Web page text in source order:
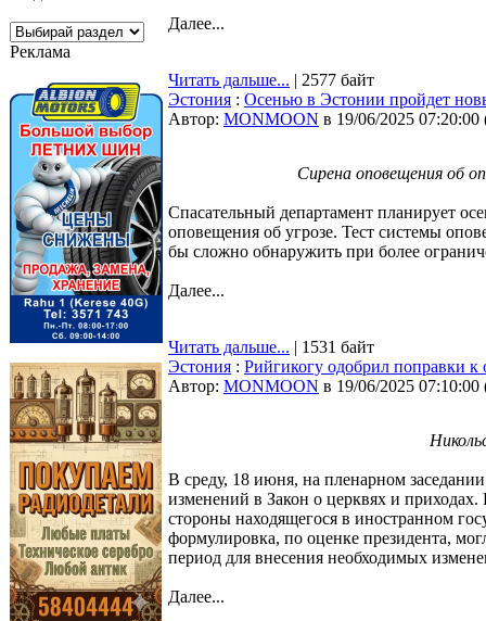
Реклама
Далее...
Читать дальше... | 2577 байт
Эстония : Осенью в Эстонии пройдет
Автор: MONMOON в 19/06/2025 07:20:00
Сирена оповещения об
Спасательный департамент планирует
оповещения об угрозе. Тест системы
бы сложно обнаружить при более
Далее...
Читать дальше... | 1531 байт
Эстония : Рийгикогу одобрил поправки к
Автор: MONMOON в 19/06/2025 07:10:00
В среду, 18 июня, на пленарном
изменений в Закон о церквях и приходах.
стороны находящегося в иностранном
формулировка, по оценке президента,
период для внесения необходимых
Далее...